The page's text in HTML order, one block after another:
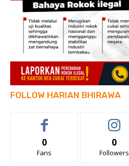
FOLLOW HARIAN BHIRAWA
0
Fans
0
Followers